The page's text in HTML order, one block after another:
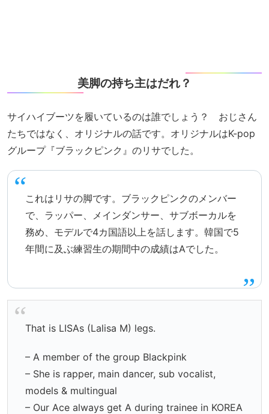
美脚の持ち主はだれ？
サイハイブーツを履いているのは誰でしょう？ おじさん
たちではなく、オリジナルの話です。オリジナルはK-pop
グループ『ブラックピンク』のリサでした。
これはリサの脚です。ブラックピンクのメンバー
で、ラッパー、メインダンサー、サブボーカルを
務め、モデルで4カ国語以上を話します。韓国で5
年間に及ぶ練習生の期間中の成績はAでした。
That is LISAs (Lalisa M) legs.
– A member of the group Blackpink
– She is rapper, main dancer, sub vocalist,
models & multingual
– Our Ace always get A during trainee in KOREA